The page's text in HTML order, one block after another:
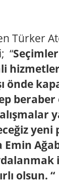
Türker
“
önde
yeni
olsun. “